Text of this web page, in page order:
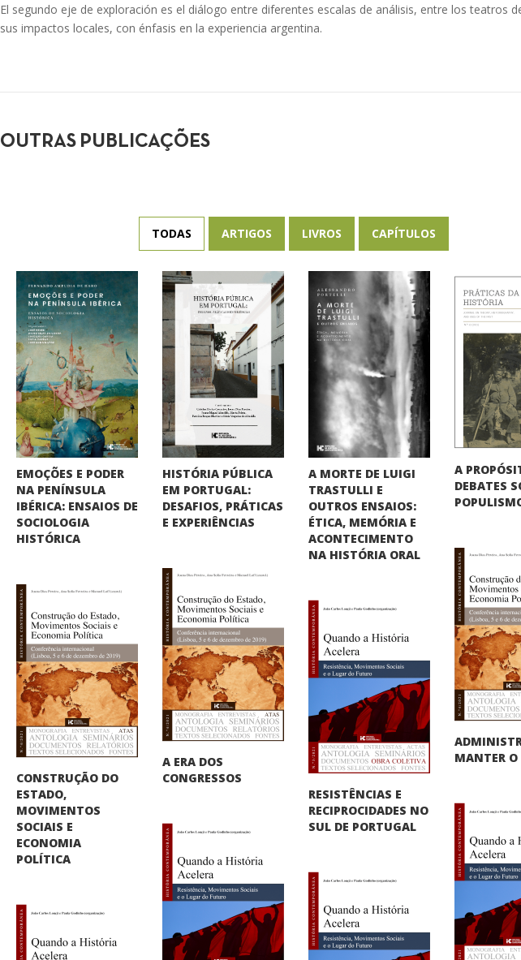
El segundo eje de exploración es el diálogo entre diferentes escalas de análisis, entre los teatros
sus impactos locales, con énfasis en la experiencia argentina.
OUTRAS PUBLICAÇÕES
TODAS ARTIGOS LIVROS CAPÍTULOS
EMOÇÕES E PODER
NA PENÍNSULA
IBÉRICA: ENSAIOS DE
SOCIOLOGIA
HISTÓRICA
HISTÓRIA PÚBLICA
EM PORTUGAL:
DESAFIOS, PRÁTICAS
E EXPERIÊNCIAS
A MORTE DE LUIGI
TRASTULLI E
OUTROS ENSAIOS:
ÉTICA, MEMÓRIA E
ACONTECIMENTO
NA HISTÓRIA ORAL
A
DEBATES
MANTER O
A ERA DOS
CONGRESSOS
CONSTRUÇÃO DO
ESTADO,
MOVIMENTOS
SOCIAIS E
ECONOMIA
POLÍTICA
RESISTÊNCIAS E
RECIPROCIDADES NO
SUL DE PORTUGAL